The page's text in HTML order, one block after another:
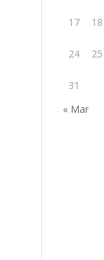
17 18
24 25
31
« Mar